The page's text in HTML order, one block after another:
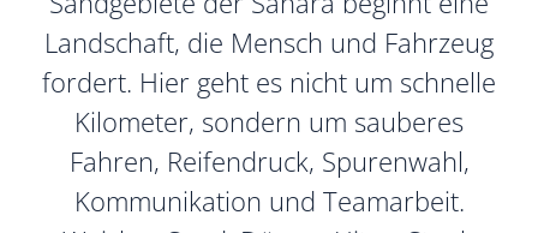
Landschaft, die Mensch und Fahrzeug
fordert. Hier geht es nicht um schnelle
Kilometer, sondern um sauberes
Fahren, Reifendruck, Spurenwahl,
Kommunikation und Teamarbeit.